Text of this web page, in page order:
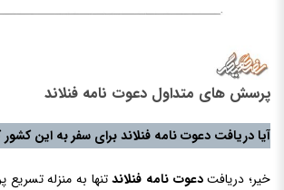
پرسش های متداول دعوت نامه فنلاند
آیا دریافت دعوت نامه فنلاند برای سفر به این
خیر؛ دریافتدعوت نامه فنلاندتنها به منزله تسریع